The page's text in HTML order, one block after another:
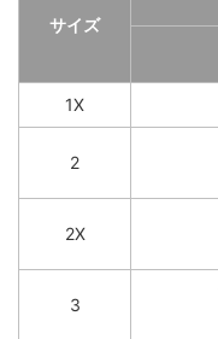
サイズ
1X
2
2X
3